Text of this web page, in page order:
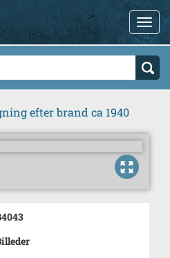
efter brand ca 1940